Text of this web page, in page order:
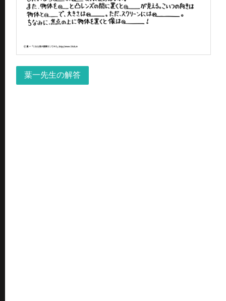
葉一先生の解答